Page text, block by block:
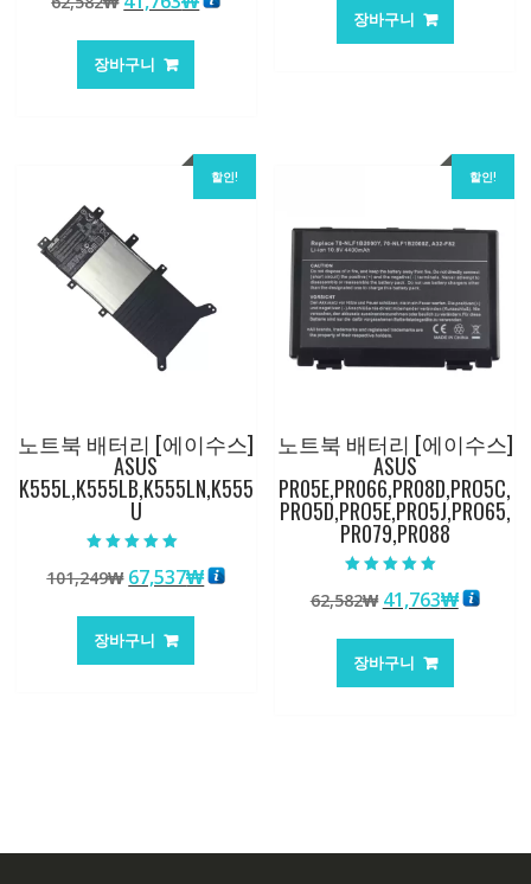
로 평가됨
가
격:
장바구니
가
격:
장바구니
할인!
노트북 배터리 [에이수스]
ASUS
K555L,K555LB,K555LN,K555
U
5.00
로 평가됨
101,249₩ 원
가
격:
67,537₩현
장바구니
할인!
노트북 배터리 [에이수스]
ASUS
PR05E,PR066,PR08D,PRO5C,
PRO5D,PRO5E,PRO5J,PRO65,
PR079,PR088
5.00
로 평가됨
62,582₩ 원
가
격:
41,763₩현
장바구니